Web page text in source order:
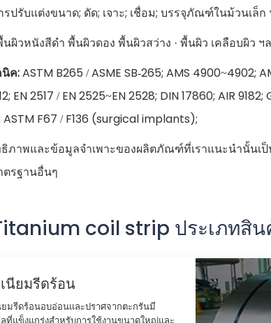
รปรับแต่งขนาด; ดัด; เจาะ; เชื่อม; บรรจุภัณฑ์ในม้วนเล็ก
ผิวหนังสีดํา พื้นผิวดอง พื้นผิวสว่าง · พื้นผิว เคลือบผิว ฯ
นิค:ASTM B265 / ASME SB-265; AMS 4900~4902;
EN 2517 / EN 2525~EN 2528; DIN 17860; AIR
F67 / F136 (surgical implants);
ภาพและข้อมูลจําเพาะของผลิตภัณฑ์ที่เราแนะนํานั้นเ
รฐานอื่นๆ
coil strip ประเภทสิน
นียมรีดร้อน
ยมรีดร้อนอบอ่อนและปราศจากตะกรันมี